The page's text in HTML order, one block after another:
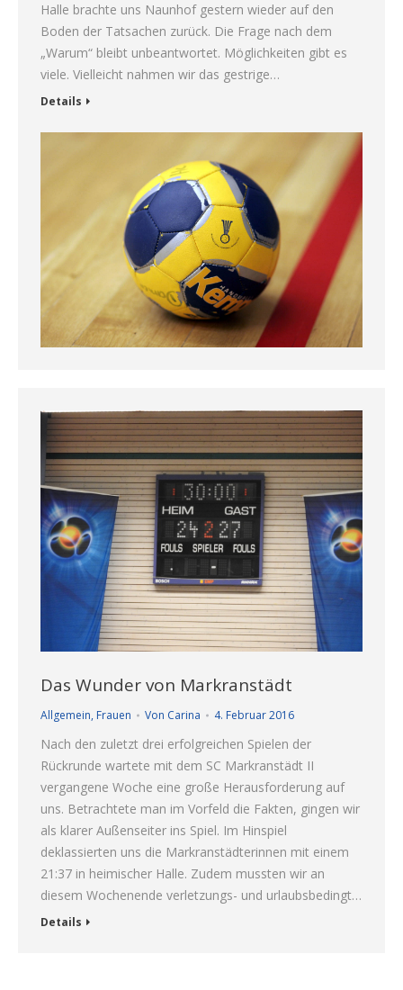
Halle brachte uns Naunhof gestern wieder auf den
Boden der Tatsachen zurück. Die Frage nach dem
„Warum“ bleibt unbeantwortet. Möglichkeiten gibt es
viele. Vielleicht nahmen wir das gestrige…
Details
Das Wunder von Markranstädt
Allgemein, Frauen Von Carina 4. Februar 2016
Nach den zuletzt drei erfolgreichen Spielen der
Rückrunde wartete mit dem SC Markranstädt II
vergangene Woche eine große Herausforderung auf
uns. Betrachtete man im Vorfeld die Fakten, gingen wir
als klarer Außenseiter ins Spiel. Im Hinspiel
deklassierten uns die Markranstädterinnen mit einem
21:37 in heimischer Halle. Zudem mussten wir an
diesem Wochenende verletzungs- und urlaubsbedingt…
Details